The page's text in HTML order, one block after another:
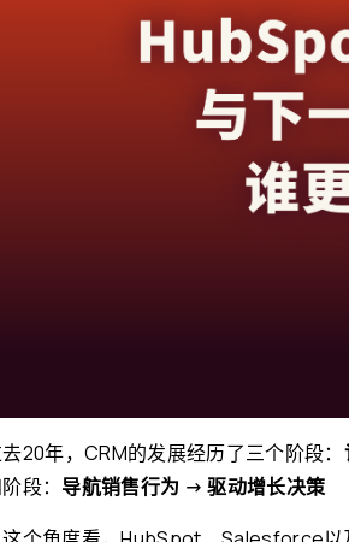
20年，CRM的发展经历了三个阶段：
段： 导航销售行为 → 驱动增长决策